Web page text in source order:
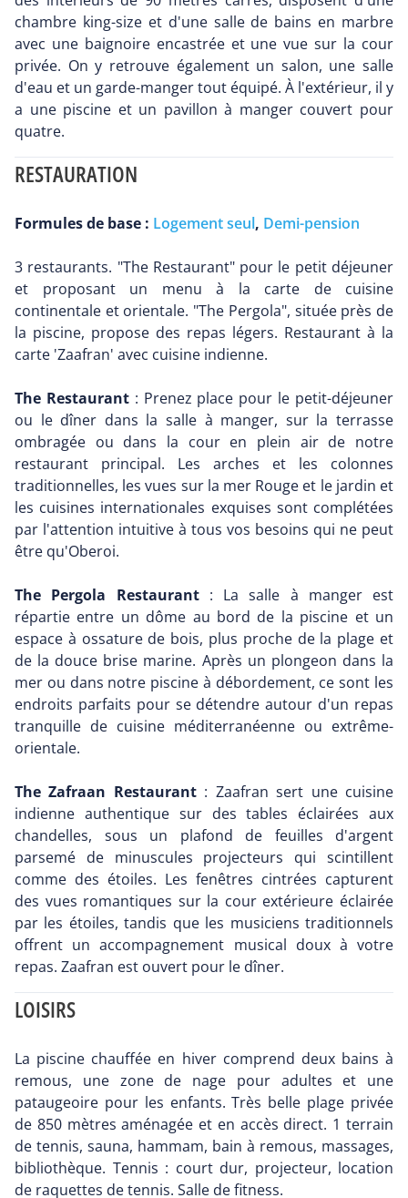
chambre king-size et d'une salle de bains en marbre
avec une baignoire encastrée et une vue sur la cour
privée. On y retrouve également un salon, une salle
d'eau et un garde-manger tout équipé. À l'extérieur, il y
a une piscine et un pavillon à manger couvert pour
quatre.
RESTAURATION
Formules de base : Logement seul, Demi-pension
3 restaurants. "The Restaurant" pour le petit déjeuner
et proposant un menu à la carte de cuisine
continentale et orientale. "The Pergola", située près de
la piscine, propose des repas légers. Restaurant à la
carte 'Zaafran' avec cuisine indienne.
The Restaurant: Prenez place pour le petit-déjeuner
ou le dîner dans la salle à manger, sur la terrasse
ombragée ou dans la cour en plein air de notre
restaurant principal. Les arches et les colonnes
traditionnelles, les vues sur la mer Rouge et le jardin et
les cuisines internationales exquises sont complétées
par l'attention intuitive à tous vos besoins qui ne peut
être qu'Oberoi.
The Pergola Restaurant: La salle à manger est
répartie entre un dôme au bord de la piscine et un
espace à ossature de bois, plus proche de la plage et
de la douce brise marine. Après un plongeon dans la
mer ou dans notre piscine à débordement, ce sont les
endroits parfaits pour se détendre autour d'un repas
tranquille de cuisine méditerranéenne ou extrême-
orientale.
The Zafraan Restaurant: Zaafran sert une cuisine
indienne authentique sur des tables éclairées aux
chandelles, sous un plafond de feuilles d'argent
parsemé de minuscules projecteurs qui scintillent
comme des étoiles. Les fenêtres cintrées capturent
des vues romantiques sur la cour extérieure éclairée
par les étoiles, tandis que les musiciens traditionnels
offrent un accompagnement musical doux à votre
repas. Zaafran est ouvert pour le dîner.
LOISIRS
La piscine chauffée en hiver comprend deux bains à
remous, une zone de nage pour adultes et une
pataugeoire pour les enfants. Très belle plage privée
de 850 mètres aménagée et en accès direct. 1 terrain
de tennis, sauna, hammam, bain à remous, massages,
bibliothèque. Tennis : court dur, projecteur, location
de raquettes de tennis. Salle de fitness.